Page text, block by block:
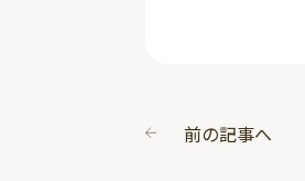
前の記事へ